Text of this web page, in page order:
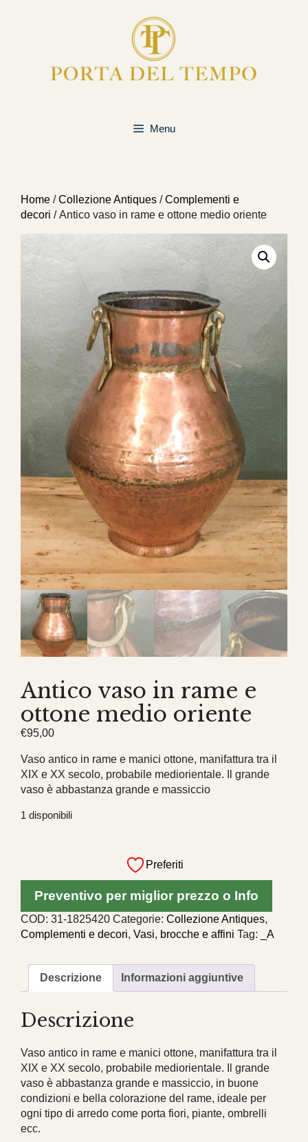
Menu
Home /Collezione Antiques /Complementi e
decori / Antico vaso in rame e ottone medio oriente
Antico vaso in rame e
ottone medio oriente
€95,00
Vaso antico in rame e manici ottone, manifattura tra il
XIX e XX secolo, probabile mediorientale. Il grande
vaso è abbastanza grande e massiccio
1 disponibili
ottone
medio
Preferiti
Preventivo per miglior prezzo o Info
COD: 31-1825420 Categorie: Collezione Antiques,
Complementi e decori, Vasi, brocche e affini Tag: _A
Descrizione Informazioni aggiuntive
Descrizione
Vaso antico in rame e manici ottone, manifattura tra il
XIX e XX secolo, probabile mediorientale. Il grande
vaso è abbastanza grande e massiccio, in buone
condizioni e bella colorazione del rame, ideale per
ogni tipo di arredo come porta fiori, piante, ombrelli
ecc.